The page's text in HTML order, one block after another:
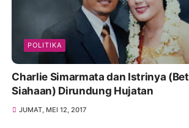
POLITIKA
Charlie Simarmata dan Istrinya
Siahaan) Dirundung Hujatan
JUMAT, MEI 12, 2017